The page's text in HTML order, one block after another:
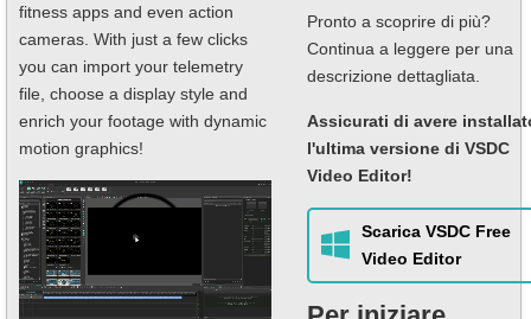
fitness apps and even action
cameras. With just a few clicks
you can import your telemetry
file, choose a display style and
enrich your footage with dynamic
motion graphics!
Pronto a scoprire di più?
Continua a leggere per una
descrizione dettagliata.
Assicurati di avere
l'ultima versione di VSDC
Video Editor!
Scarica VSDC Free
Video Editor